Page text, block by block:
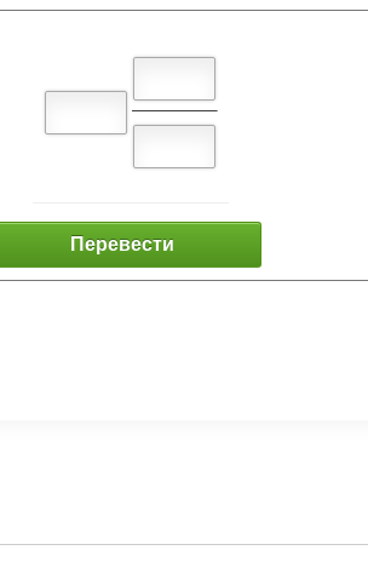
Перевести